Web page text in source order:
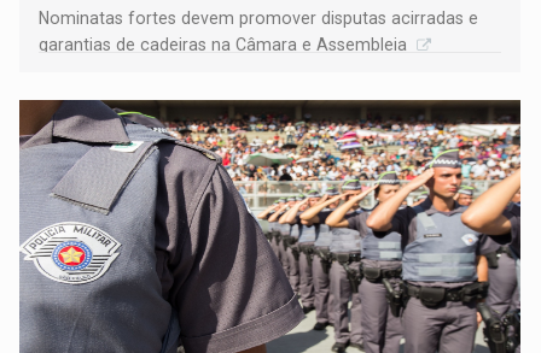
Nominatas fortes devem promover disputas acirradas e
garantias de cadeiras na Câmara e Assembleia